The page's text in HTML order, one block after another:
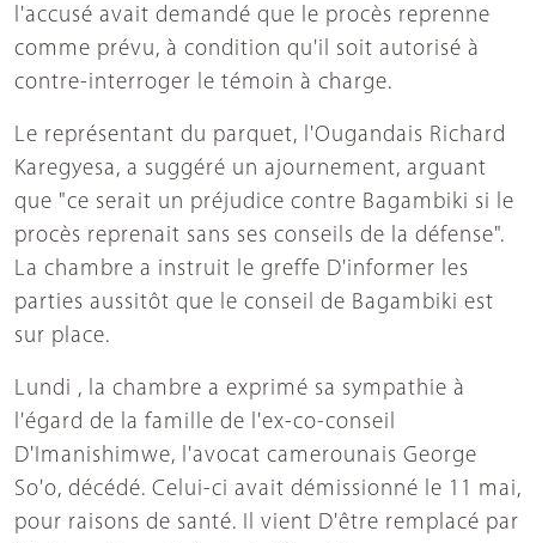
l'accusé avait demandé que le procès reprenne
comme prévu, à condition qu'il soit autorisé à
contre-interroger le témoin à charge.
Le représentant du parquet, l'Ougandais Richard
Karegyesa, a suggéré un ajournement, arguant
que "ce serait un préjudice contre Bagambiki si le
procès reprenait sans ses conseils de la défense".
La chambre a instruit le greffe D'informer les
parties aussitôt que le conseil de Bagambiki est
sur place.
Lundi , la chambre a exprimé sa sympathie à
l'égard de la famille de l'ex-co-conseil
D'Imanishimwe, l'avocat camerounais George
So'o, décédé. Celui-ci avait démissionné le 11 mai,
pour raisons de santé. Il vient D'être remplacé par